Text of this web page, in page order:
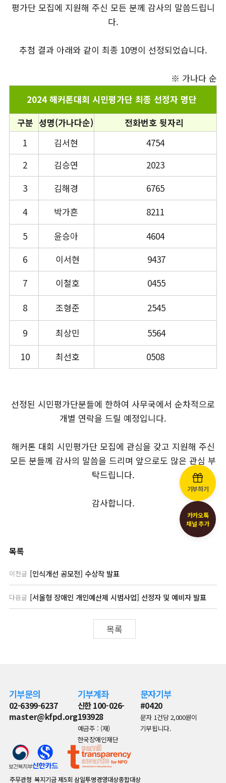
평가단 모집에 지원해 주신 모든 분께 감사의 말씀드립니
다.
추첨 결과 아래와 같이 최종 10명이 선정되었습니다.
※ 가나다 순
2024 해커톤대회 시민평가단 최종 선정자 명단
구분 성명(가나다순)
전화번호 뒷자리
1
김서현
4754
2
김승연
2023
3
김해경
6765
4
박가흔
8211
5
윤승아
4604
6
이서현
9437
7
이철호
0455
8
조형준
2545
9
최상민
5564
10
최선호 0508
선정된 시민평가단분들에 한하여 사무국에서 순차적으로
개별 연락을 드릴 예정입니다.
해커톤 대회 시민평가단 모집에 관심을 갖고 지원해 주신
모든 분들께 감사의 말씀을 드리며 앞으로도 많은 관심 부
탁드립니다.
감사합니다.
목록
이전글 [인식개선 공모전] 수상작 발표
다음글 [서울형 장애인 개인예산제 시범사업] 선정자 및 예비자 발표
목록
기부하기
카카오톡
채널 추가
기부문의
02-6399-6237
master@kfpd.org
기부계좌
신한 100-026-
193928
예금주 : (재)
한국장애인재단
문자기부
#0420
문자 1건당 2,000원이
기부됩니다.
주무관청 복지기금제5회 삼일투명경영대상종합대상